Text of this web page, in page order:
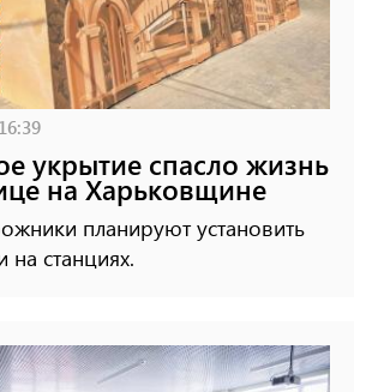
укрытие спасло жизнь
на Харьковщине
планируют установить
на станциях.